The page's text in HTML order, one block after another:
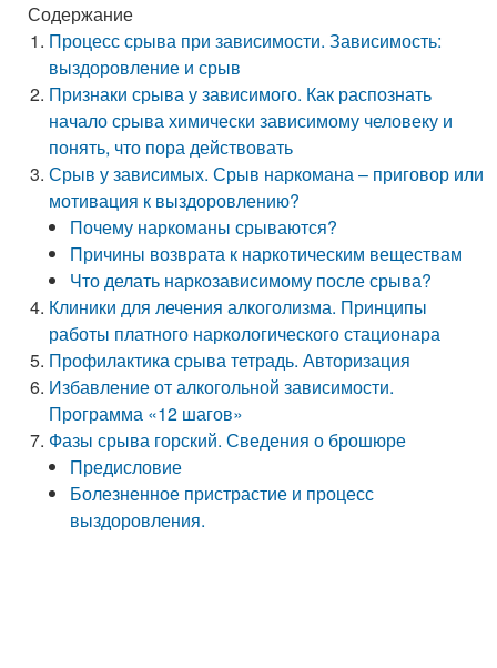
Содержание
Процесс срыва при зависимости. Зависимость:
выздоровление и срыв
Признаки срыва у зависимого. Как распознать
начало срыва химически зависимому человеку и
понять, что пора действовать
Срыв у зависимых. Срыв наркомана – приговор или
мотивация к выздоровлению?
Почему наркоманы срываются?
Причины возврата к наркотическим веществам
Что делать наркозависимому после срыва?
Клиники для лечения алкоголизма. Принципы
работы платного наркологического стационара
Профилактика срыва тетрадь. Авторизация
Избавление от алкогольной зависимости.
Программа «12 шагов»
Фазы срыва горский. Сведения о брошюре
Предисловие
Болезненное пристрастие и процесс
выздоровления.